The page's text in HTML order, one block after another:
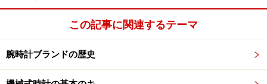
この記事に関連するテーマ
腕時計ブランドの歴史